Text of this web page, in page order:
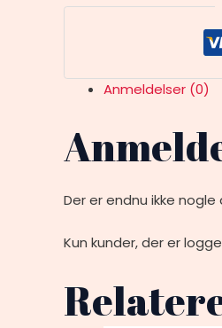
Anmeldelser (0)
Der er endnu ikke nogle
Kun kunder, der er